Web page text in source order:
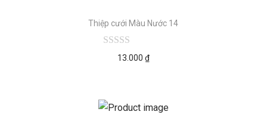
Thiệp cưới Màu Nước 14
13.000 ₫